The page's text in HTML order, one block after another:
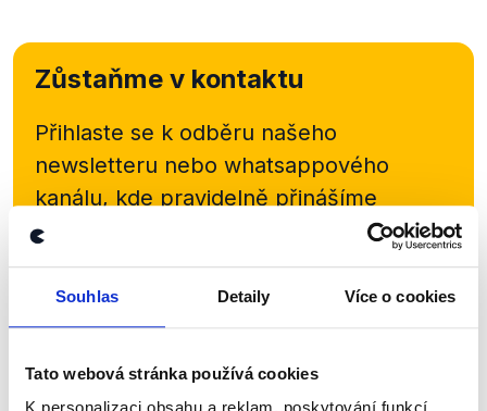
Souhlas Detaily Více o cookies
Tato webová stránka používá cookies
Zůstaňme v kontaktu
Přihlaste se k odběru našeho
newsletteru nebo whatsappového
kanálu, kde pravidelně přinášíme
shrnutí nejzajímavějších článků a analýz.
Začněte nás odebírat, a mějte tak
přehled o tom, jaké dezinformace a
nepravdy se zrovna v Česku šíří.